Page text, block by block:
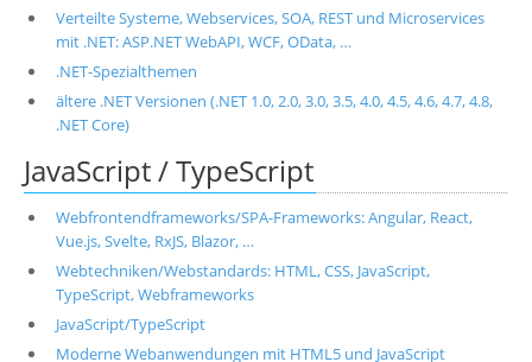
Verteilte Systeme, Webservices, SOA, REST und Microservices
mit .NET: ASP.NET WebAPI, WCF, OData, …
.NET-Spezialthemen
ältere .NET Versionen (.NET 1.0, 2.0, 3.0, 3.5, 4.0, 4.5, 4.6, 4.7, 4.8,
.NET Core)
JavaScript / TypeScript
Webfrontendframeworks/SPA-Frameworks: Angular, React,
Vue.js, Svelte, RxJS, Blazor, …
Webtechniken/Webstandards: HTML, CSS, JavaScript,
TypeScript, Webframeworks
JavaScript/TypeScript
Moderne Webanwendungen mit HTML5 und JavaScript